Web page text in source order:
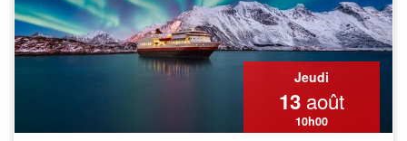
Jeudi
13 août
10h00